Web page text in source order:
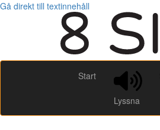
Gå direkt till textinnehåll
Start
Lyssna